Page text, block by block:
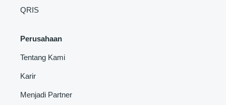
QRIS
Perusahaan
Tentang Kami
Karir
Menjadi Partner